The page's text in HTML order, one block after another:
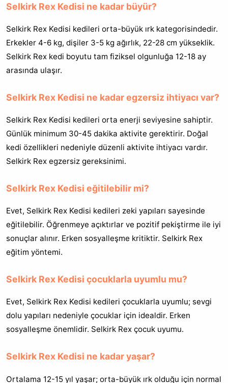
Selkirk Rex Kedisi ne kadar büyür?
Selkirk Rex Kedisi kedileri orta-büyük ırk kategorisindedir.
Erkekler 4-6 kg, dişiler 3-5 kg ağırlık, 22-28 cm yükseklik.
Selkirk Rex kedi boyutu tam fiziksel olgunluğa 12-18 ay
arasında ulaşır.
Selkirk Rex Kedisi ne kadar egzersiz ihtiyacı var?
Selkirk Rex Kedisi kedileri orta enerji seviyesine sahiptir.
Günlük minimum 30-45 dakika aktivite gerektirir. Doğal
kedi özellikleri nedeniyle düzenli aktivite ihtiyacı vardır.
Selkirk Rex egzersiz gereksinimi.
Selkirk Rex Kedisi eğitilebilir mi?
Evet, Selkirk Rex Kedisi kedileri zeki yapıları sayesinde
eğitilebilir. Öğrenmeye açıktırlar ve pozitif pekiştirme ile iyi
sonuçlar alınır. Erken sosyalleşme kritiktir. Selkirk Rex
eğitim yöntemi.
Selkirk Rex Kedisi çocuklarla uyumlu mu?
Evet, Selkirk Rex Kedisi kedileri çocuklarla uyumlu; sevgi
dolu yapıları nedeniyle çocuklar için idealdir. Erken
sosyalleşme önemlidir. Selkirk Rex çocuk uyumu.
Selkirk Rex Kedisi ne kadar yaşar?
Ortalama 12-15 yıl yaşar; orta-büyük ırk olduğu için normal